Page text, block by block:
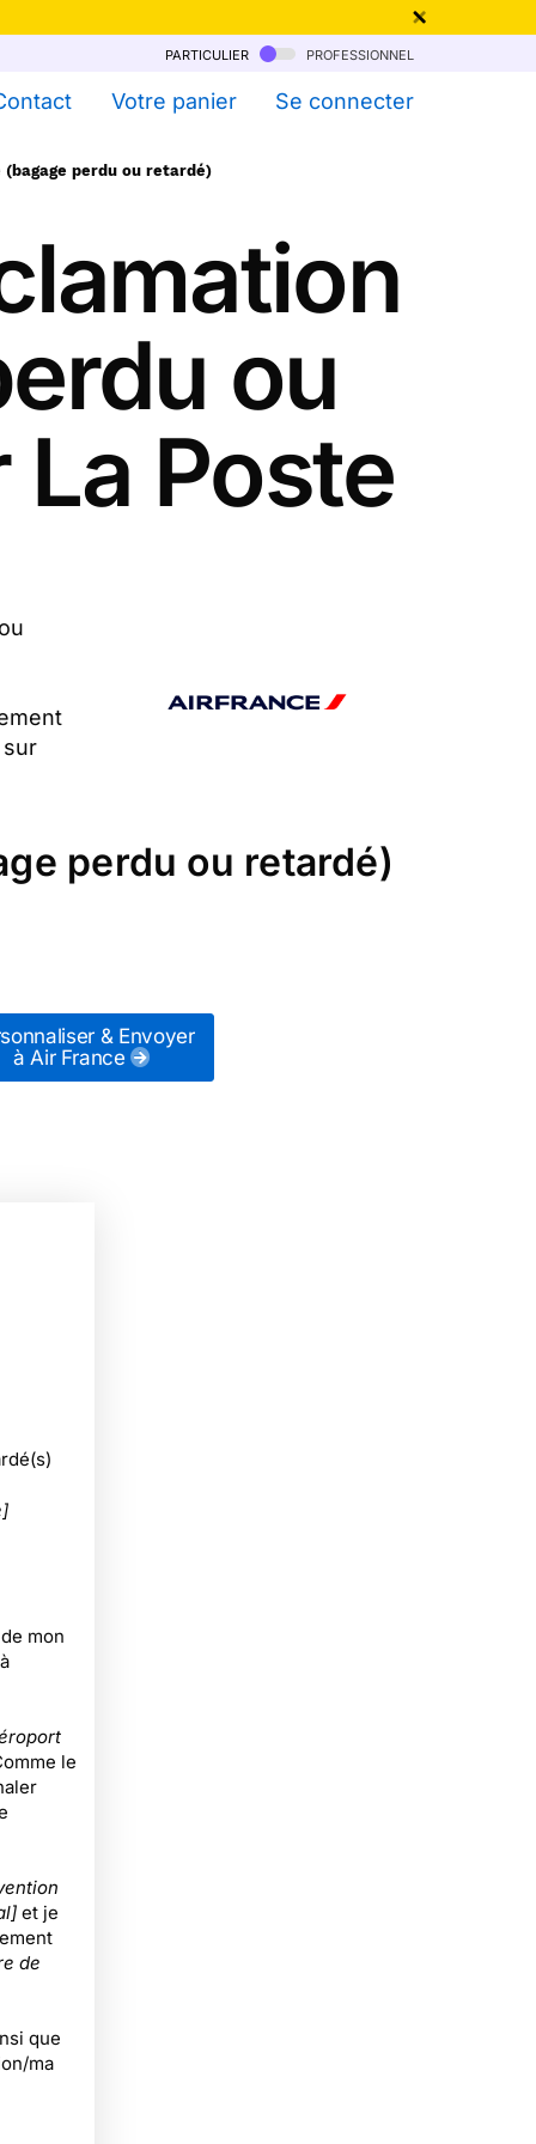
particulier professionnel
Votre panier Se connecter
perdu ou retardé)
ou
Poste
sur
perdu ou retardé)
& Envoyer
à Air France
mon
le
et je
de
que
ma